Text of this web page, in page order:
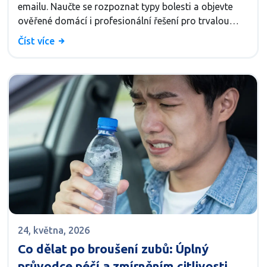
emailu. Naučte se rozpoznat typy bolesti a objevte
ověřené domácí i profesionální řešení pro trvalou
úlevu.
Číst více
24, května, 2026
Co dělat po broušení zubů: Úplný